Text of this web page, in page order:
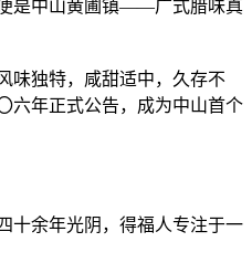
便是中山黄圃镇——广式腊味真
味独特，咸甜适中，久存不
六年正式公告，成为中山首个
十余年光阴，得福人专注于一